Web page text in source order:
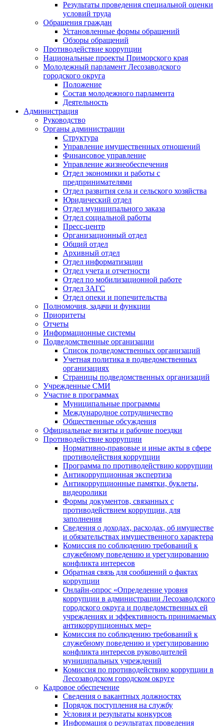
Результаты проведения специальной оценки
условий труда
Обращения граждан
Установленные формы обращений
Обзоры обращений
Противодействие коррупции
Национальные проекты Приморского края
Молодежный парламент Лесозаводского
городского округа
Положение
Состав молодежного парламента
Деятельность
Администрация
Руководство
Органы администрации
Структура
Управление имущественных отношений
Финансовое управление
Управление жизнеобеспечения
Отдел экономики и работы с
предпринимателями
Отдел развития села и сельского хозяйства
Юридический отдел
Отдел муниципального заказа
Отдел социальной работы
Пресс-центр
Организационный отдел
Общий отдел
Архивный отдел
Отдел информатизации
Отдел учета и отчетности
Отдел по мобилизационной работе
Отдел ЗАГС
Отдел опеки и попечительства
Полномочия, задачи и функции
Приоритеты
Отчеты
Информационные системы
Подведомственные организации
Список подведомственных организаций
Учетная политика в подведомственных
организациях
Страницы подведомственных организаций
Учрежденные СМИ
Участие в программах
Муниципальные программы
Международное сотрудничество
Общественные обсуждения
Официальные визиты и рабочие поездки
Противодействие коррупции
Нормативно-правовые и иные акты в сфере
противодействия коррупции
Программа по противодействию коррупции
Антикоррупционная экспертиза
Антикоррупционные памятки, буклеты,
видеоролики
Формы документов, связанных с
противодействием коррупции, для
заполнения
Сведения о доходах, расходах, об имуществе
и обязательствах имущественного характера
Комиссия по соблюдению требований к
служебному поведению и урегулированию
конфликта интересов
Обратная связь для сообщений о фактах
коррупции
Онлайн-опрос «Определение уровня
коррупции в администрации Лесозаводского
городского округа и подведомственных ей
учреждениях и эффективность принимаемых
антикоррупционных мер»
Комиссия по соблюдению требований к
служебному поведению и урегулированию
конфликта интересов руководителей
муниципальных учреждений
Комиссия по противодействию коррупции в
Лесозаводском городском округе
Кадровое обеспечение
Сведения о вакантных должностях
Порядок поступления на службу
Условия и результаты конкурсов
Информация о результатах проведения